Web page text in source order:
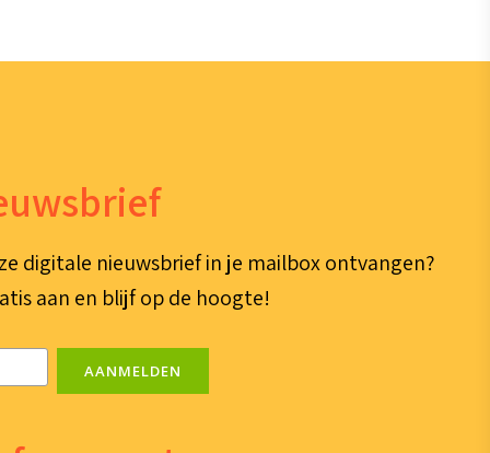
digitale nieuwsbrief in je mailbox ontvangen?
aan en blijf op de hoogte!
AANMELDEN